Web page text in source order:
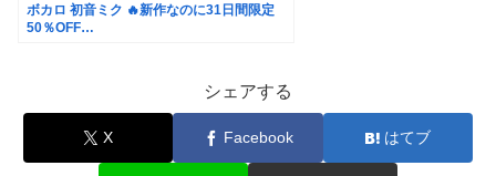
ボカロ 初音ミク 🔥新作なのに31日間限定
50％OFF…
シェアする
X Facebook はてブ